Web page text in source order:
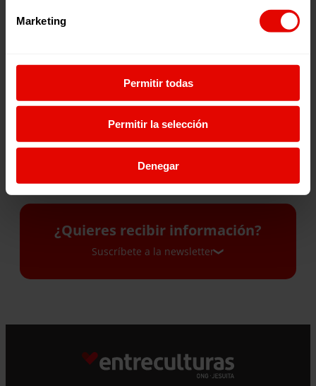
Marketing
Permitir todas
Permitir la selección
Denegar
HISTORIA DE MARY EN
SUDÁN DEL SUR
28 Julio 2026
PROTECCIÓN: CREANDO
LAS NIÑAS
27 Julio 2026
¿Quieres recibir información?
Suscríbete a la newsletter
Si quieres recibir nuestra newsletter mensual
y los correos puntuales en los que te